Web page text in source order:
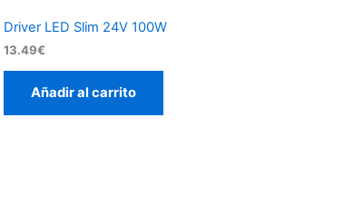
Driver LED Slim 24V 100W
13.49€
Añadir al carrito